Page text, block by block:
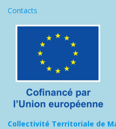
Contacts
Collectivité Territoriale de